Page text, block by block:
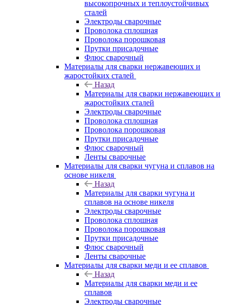
высокопрочных и теплоустойчивых
сталей
Электроды сварочные
Проволока сплошная
Проволока порошковая
Прутки присадочные
Флюс сварочный
Материалы для сварки нержавеющих и
жаростойких сталей
Назад
Материалы для сварки нержавеющих и
жаростойких сталей
Электроды сварочные
Проволока сплошная
Проволока порошковая
Прутки присадочные
Флюс сварочный
Ленты сварочные
Материалы для сварки чугуна и сплавов на
основе никеля
Назад
Материалы для сварки чугуна и
сплавов на основе никеля
Электроды сварочные
Проволока сплошная
Проволока порошковая
Прутки присадочные
Флюс сварочный
Ленты сварочные
Материалы для сварки меди и ее сплавов
Назад
Материалы для сварки меди и ее
сплавов
Электроды сварочные